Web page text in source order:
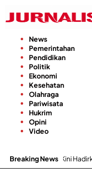
konten
News
Pemerintahan
Pendidikan
Politik
Ekonomi
Kesehatan
Olahraga
Pariwisata
Hukrim
Opini
Video
Breaking News
Hadirkan Layanan Poli